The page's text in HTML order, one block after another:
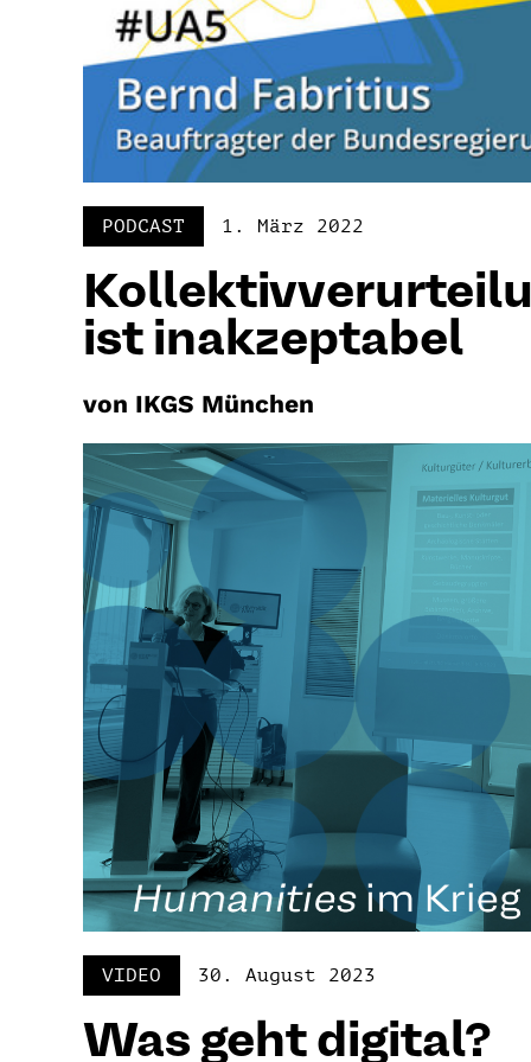
PODCAST 1. März 2022
ist inakzeptabel
von IKGS München
VIDEO 30. August 2023
Was geht digital?